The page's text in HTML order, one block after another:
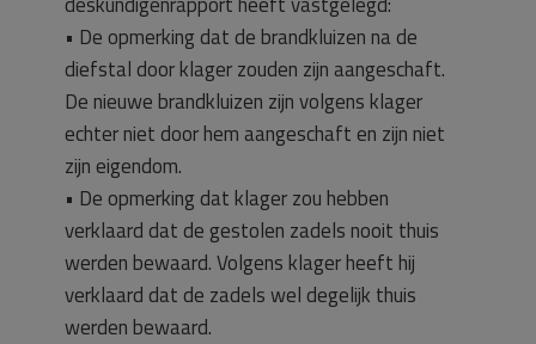
• De opmerking dat de brandkluizen na de
diefstal door klager zouden zijn aangeschaft.
De nieuwe brandkluizen zijn volgens klager
echter niet door hem aangeschaft en zijn niet
zijn eigendom.
• De opmerking dat klager zou hebben
verklaard dat de gestolen zadels nooit thuis
werden bewaard. Volgens klager heeft hij
verklaard dat de zadels wel degelijk thuis
werden bewaard.